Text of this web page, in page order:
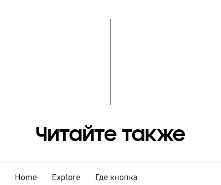
Читайте также
Home Explore
Где кнопка